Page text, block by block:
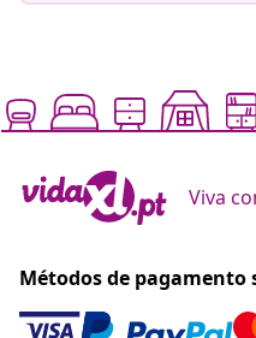
Viva
Métodos de pagamento